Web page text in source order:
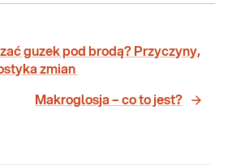
guzek pod brodą? Przyczyny,
zmian
Makroglosja – co to jest?